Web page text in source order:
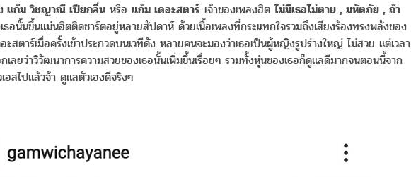
แก้ม วิชญาณี เปียกลิ่น หรือ แก้ม เดอะสตาร์ เจ้าของเพลงฮิตไม่มีเธอไม่ตาย , มหัตภัย , ถ้า
อนั้นขึ้นแม่นฮิตติดชาร์ตอยู่หลายสัปดาห์ ด้วยเนื้อเพลงที่กระแทกใจรวมถึงเสียงร้องทรงพลังของ
ะสตาร์เมื่อครั้งเข้าประกวดบนเวทีดัง หลายคนจะมองว่าเธอเป็นผู้หญิงรูปร่างใหญ่ ไม่สวย แต่เวลา
ลยว่าวิวัฒนาการความสวยของเธอนั้นเพิ่มขึ้นเรื่อยๆ รวมทั้งหุ่นของเธอก็ดูแลดีมากจนตอนนี้จาก
อสไปแล้วจ้า ดูแลตัวเองดีจริงๆ